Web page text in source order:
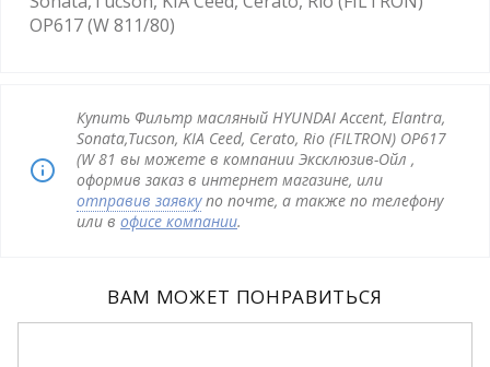
OP617 (W 811/80)
Купить Фильтр масляный HYUNDAI Accent, Elantra,
Sonata,Tucson, KIA Ceed, Cerato, Rio (FILTRON) OP617
(W 81 вы можете в компании Эксклюзив-Ойл ,
оформив заказ в интернет магазине, или
отправив заявкупо почте, а также по телефону
или в офисе компании.
ВАМ МОЖЕТ ПОНРАВИТЬСЯ